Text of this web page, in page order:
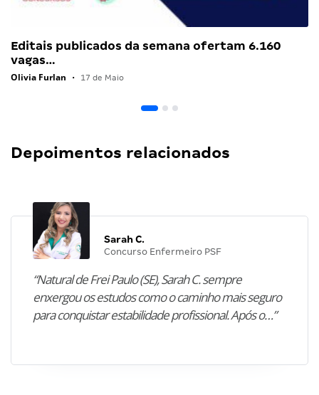
Editais publicados da semana ofertam 6.160
vagas…
Olivia Furlan • 17 de Maio
Depoimentos relacionados
Sarah C.
Concurso Enfermeiro PSF
“Natural de Frei Paulo (SE), Sarah C. sempre
enxergou os estudos como o caminho mais seguro
para conquistar estabilidade profissional. Após o…”